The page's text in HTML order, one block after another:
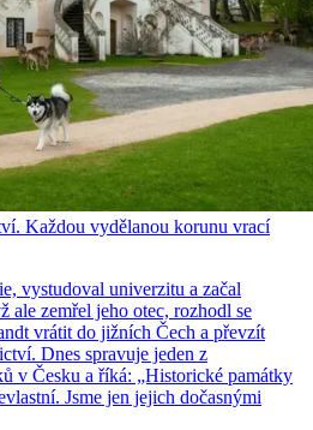
Každou vydělanou korunu vrací
vystudoval univerzitu a začal
ale zemřel jeho otec, rozhodl se
vrátit do jižních Čech a převzít
Dnes spravuje jeden z
v Česku a říká: „Historické památky
Jsme jen jejich dočasnými